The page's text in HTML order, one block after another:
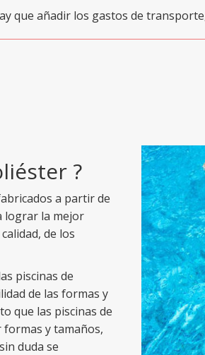
que añadir los gastos de
?
a partir de
lograr la mejor
de los
piscinas de
de las formas y
que las piscinas de
formas y tamaños,
duda se